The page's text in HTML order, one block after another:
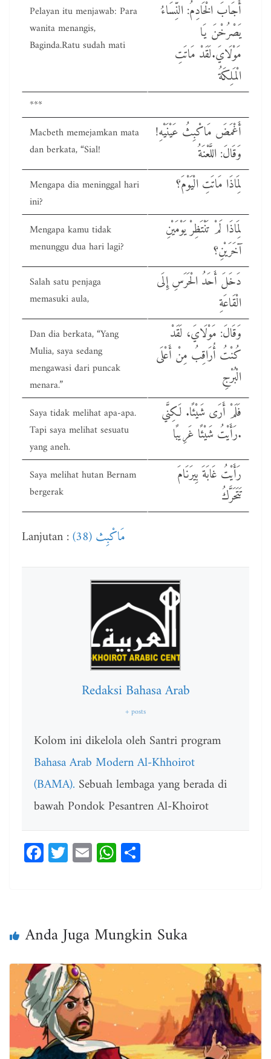
Pelayan itu menjawab: Para
wanita menangis,
Baginda.Ratu sudah mati
أَجَابَ الْخَادِمُ: النِّسَاءُ
يَصْرُخْنَ يَا
مَوْلَايَ.لَقَدْ مَاتَتِ
الْمَلِكَةُ
***
Macbeth memejamkan mata
dan berkata, “Sial!
!أَغْمَضَ مَاكْبِثُ عَيْنَيْهِ
وَقَالَ: اللَّعْنَةُ
Mengapa dia meninggal hari
ini?
لِمَاذَا مَاتَتِ الْيَوْمَ؟
Mengapa kamu tidak
menunggu dua hari lagi?
لِمَاذَا لَمْ تَنْتَظِرْ يَوْمَيْنِ
آخَرَيْنِ؟
Salah satu penjaga
memasuki aula,
دَخَلَ أَحَدُ الْحَرَسِ إِلَى
الْقَاعَةِ
Dan dia berkata, “Yang
Mulia, saya sedang
mengawasi dari puncak
menara.”
وَقَالَ: مَوْلَايَ، لَقَدْ
كُنْتُ أُرَاقِبُ مِنْ أَعْلَى
الْبُرْجِ
Saya tidak melihat apa-apa.
Tapi saya melihat sesuatu
yang aneh.
فَلَمْ أَرَى شَيْئًا. لَكِنَّي
رَأَيْتُ شَيْئًا غَرِيبًا.
Saya melihat hutan Bernam
bergerak
رَأَيْتُ غَابَةَ بِيرَنَامَ
تَتَحَرَّكُ
Lanjutan :
(38) مَاكْبِث
Redaksi Bahasa Arab
+ posts
Kolom ini dikelola oleh Santri program
Bahasa Arab Modern Al-Khhoirot
(BAMA). Sebuah lembaga yang berada di
bawah Pondok Pesantren Al-Khoirot
Fa
ce
T
wi
E
m
W
ha
pp
Anda Juga Mungkin Suka